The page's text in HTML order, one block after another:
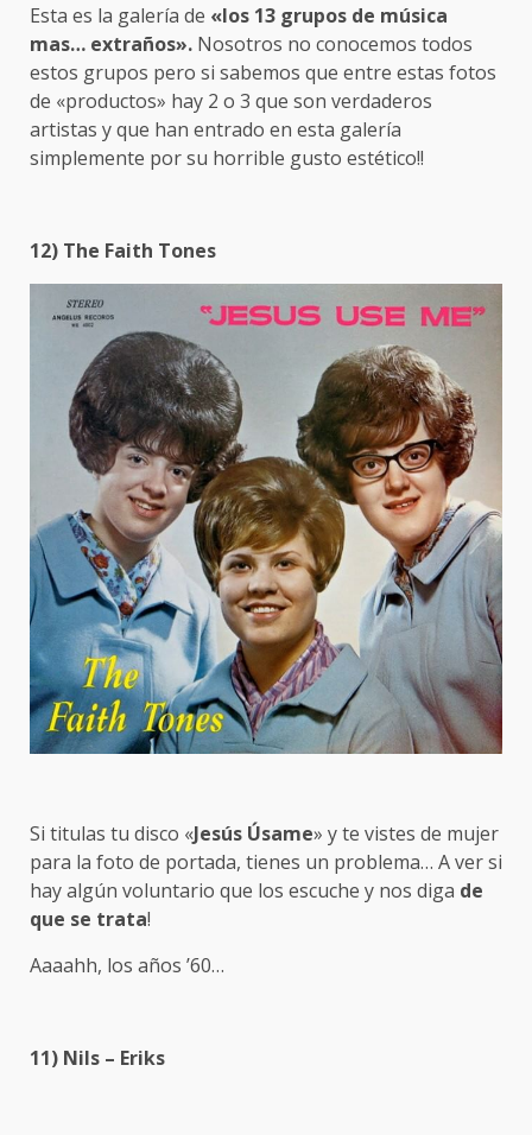
Esta es la galería de «los 13 grupos de música
mas… extraños». Nosotros no conocemos todos
estos grupos pero si sabemos que entre estas fotos
de «productos» hay 2 o 3 que son verdaderos
artistas y que han entrado en esta galería
simplemente por su horrible gusto estético!!
12) The Faith Tones
Si titulas tu disco «Jesús Úsame» y te vistes de mujer
para la foto de portada, tienes un problema… A ver si
hay algún voluntario que los escuche y nos diga de
que se trata!
Aaaahh, los años ’60…
11) Nils – Eriks